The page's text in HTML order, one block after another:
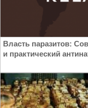
Власть паразитов:
и практический